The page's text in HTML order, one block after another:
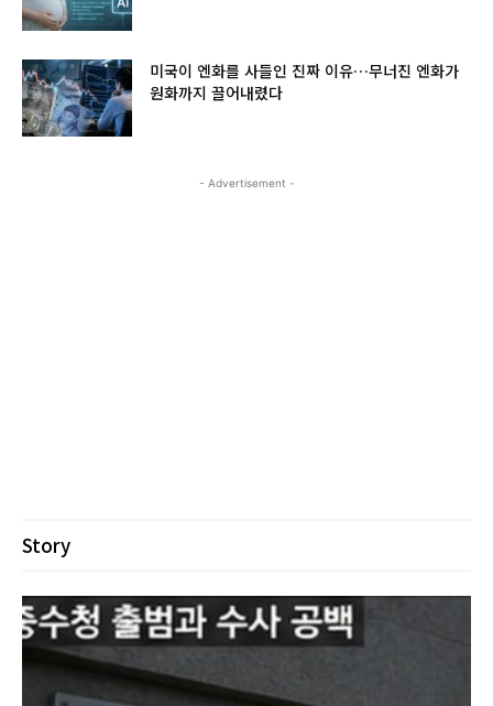
미국이 엔화를 사들인 진짜 이유…무너진 엔화가
원화까지 끌어내렸다
- Advertisement -
Story